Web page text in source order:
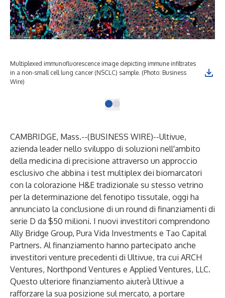
Multiplexed immunofluorescence image depicting immune infiltrates
in a non-small cell lung cancer (NSCLC) sample. (Photo: Business
Wire)
CAMBRIDGE, Mass.--(BUSINESS WIRE)--Ultivue,
azienda leader nello sviluppo di soluzioni nell'ambito
della medicina di precisione attraverso un approccio
esclusivo che abbina i test multiplex dei biomarcatori
con la colorazione H&E tradizionale su stesso vetrino
per la determinazione del fenotipo tissutale, oggi ha
annunciato la conclusione di un round di finanziamenti di
serie D da $50 milioni. I nuovi investitori comprendono
Ally Bridge Group, Pura Vida Investments e Tao Capital
Partners. Al finanziamento hanno partecipato anche
investitori venture precedenti di Ultivue, tra cui ARCH
Ventures, Northpond Ventures e Applied Ventures, LLC.
Questo ulteriore finanziamento aiuterà Ultivue a
rafforzare la sua posizione sul mercato, a portare